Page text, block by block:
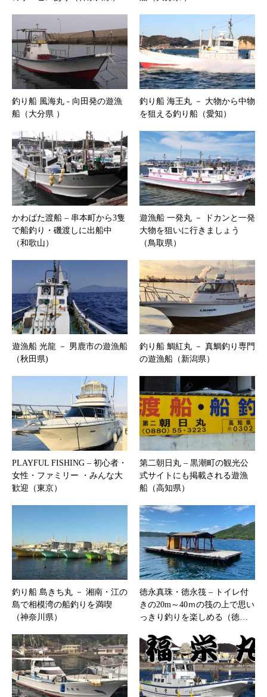
釣り船 風海丸 ‐ 向田発の遊漁
船（大分県 ）
釣り船 海王丸 － 大物から中物
を狙える釣り船（愛知）
かわばた渡船 – 串本町から3隻
で船釣り・磯渡しに出船中
（和歌山）
遊漁船 一発丸 － ドカンと一発
大物を狙いに行きましょう
（鳥取県）
遊漁船 光龍 － 男鹿市の遊漁船
（秋田県)
釣り船 鯛紅丸 － 真鯛釣り専門
の遊漁船（新潟県）
PLAYFUL FISHING – 初心者・
女性・ファミリー ・みんな大
歓迎（東京）
第二朝日丸 – 黒潮町の観光公
式サイトにも掲載される遊漁
船（高知県）
釣り船 島きち丸 － 湘南・江の
島で相模湾の船釣りを満喫
（神奈川県）
徳永真珠・徳永筏 – トイレ付
きの20m～40ｍの筏の上で思い
っきり釣りを楽しめる（徳…